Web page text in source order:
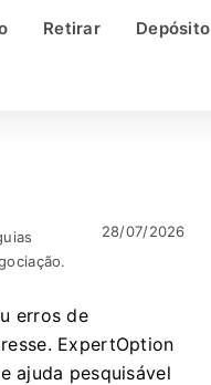
Retirar Depósito
28/07/2026
erros de
ExpertOption
ajuda pesquisável